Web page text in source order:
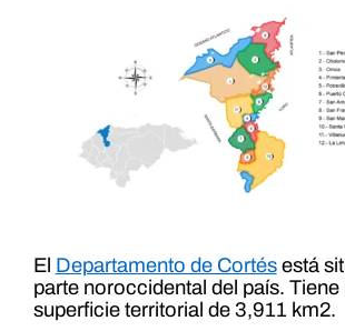
El Departamento de Cortésestá
parte noroccidental del país. Tiene
superficie territorial de 3,911 km2.